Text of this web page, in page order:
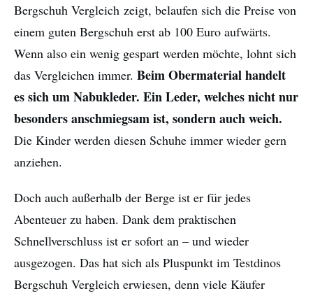
Bergschuh Vergleich zeigt, belaufen sich die Preise von
einem guten Bergschuh erst ab 100 Euro aufwärts.
Wenn also ein wenig gespart werden möchte, lohnt sich
das Vergleichen immer. Beim Obermaterial handelt
es sich um Nabukleder. Ein Leder, welches nicht nur
besonders anschmiegsam ist, sondern auch weich.
Die Kinder werden diesen Schuhe immer wieder gern
anziehen.
Doch auch außerhalb der Berge ist er für jedes
Abenteuer zu haben. Dank dem praktischen
Schnellverschluss ist er sofort an – und wieder
ausgezogen. Das hat sich als Pluspunkt im Testdinos
Bergschuh Vergleich erwiesen, denn viele Käufer